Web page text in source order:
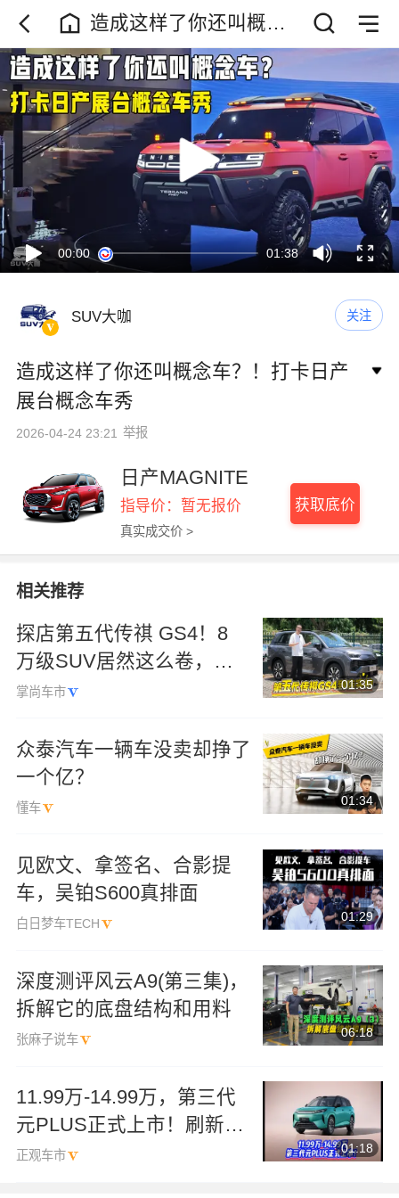
造成这样了你还叫概念
车？！打卡日产展台概
念车秀
00:00 01:38
SUV大咖 关注
造成这样了你还叫概念车？！打卡日产
展台概念车秀
2026-04-24 23:21 举报
日产MAGNITE
指导价：暂无报价
真实成交价 >
获取底价
相关推荐
探店第五代传祺 GS4！8
万级SUV居然这么卷，家
用党直接冲
掌尚车市
01:35
众泰汽车一辆车没卖却挣了
一个亿？
懂车
01:34
见欧文、拿签名、合影提
车，吴铂S600真排面
白日梦车TECH
01:29
深度测评风云A9(第三集)，
拆解它的底盘结构和用料
张麻子说车
06:18
11.99万-14.99万，第三代
元PLUS正式上市！刷新A
级SUV新标杆
正观车市
01:18